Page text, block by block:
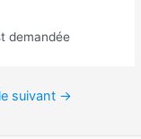
demandée
suivant →